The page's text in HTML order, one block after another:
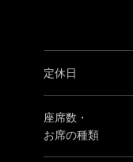
定休日
座席数・
お席の種類